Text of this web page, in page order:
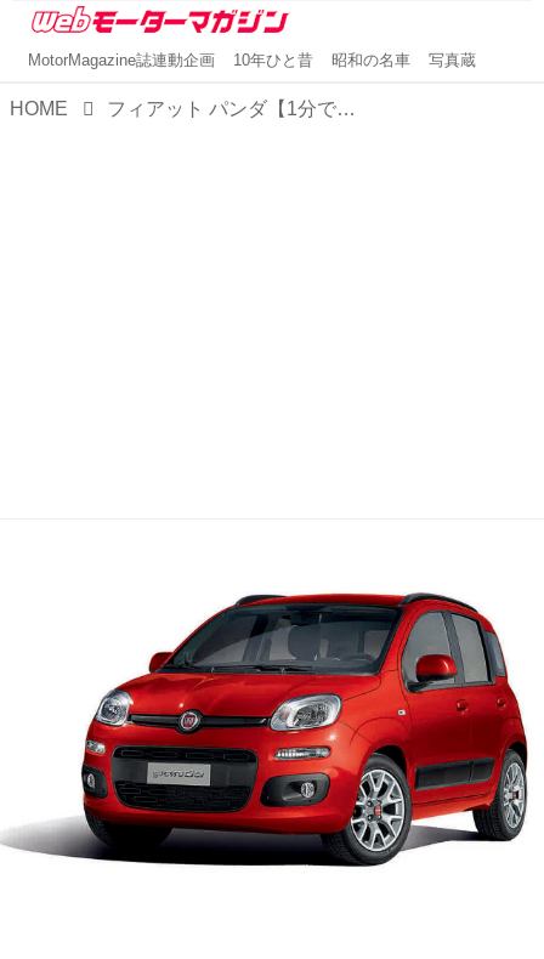
MotorMagazine誌連動企画 10年ひと昔 昭和の名車 写真蔵
HOME フィアット パンダ【1分で読める輸入車解説／2022年現行モデル】